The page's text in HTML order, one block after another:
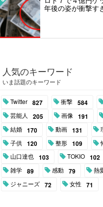
年後の姿が衝撃す
人気のキーワード
いま話題のキーワード
Twitter 827 衝撃 584
芸能人 205 画像 191
結婚 170 動画 131
子供 120 整形 109
山口達也 103 TOKIO 102
雑学 89 感動 79 熱
ジャニーズ 72 女性 71